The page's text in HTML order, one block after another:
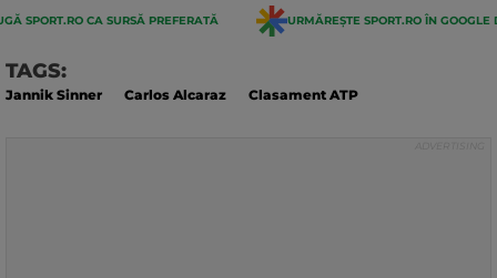
SPORT.RO CA SURSĂ PREFERATĂ URMĂREȘTE SPORT.RO ÎN GOOGLE
TAGS:
Jannik Sinner Carlos Alcaraz Clasament ATP